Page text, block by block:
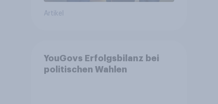
Artikel
YouGovs Erfolgsbilanz bei
politischen Wahlen